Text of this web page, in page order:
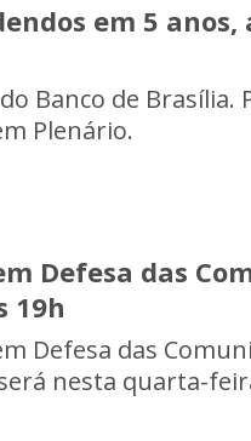
em 5
Banco de Brasília.
Plenário.
Defesa das
19h
Defesa das
nesta quarta-